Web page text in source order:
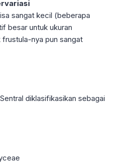
sangat kecil (beberapa
besar untuk ukuran
nya pun sangat
diklasifikasikan sebagai